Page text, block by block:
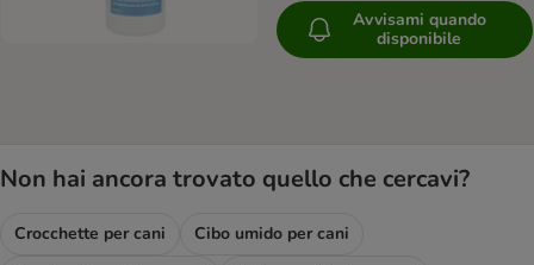
Avvisami quando
disponibile
Non hai ancora trovato quello che cercavi?
Crocchette per cani
Cibo umido per cani